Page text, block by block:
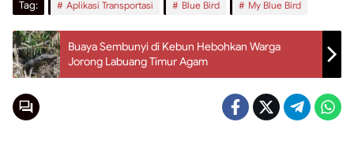
Tag: Aplikasi Transportasi Blue Bird My Blue Bird
Buaya Sembunyi di Kebun Hebohkan Warga
Jorong Labuang Timur Agam